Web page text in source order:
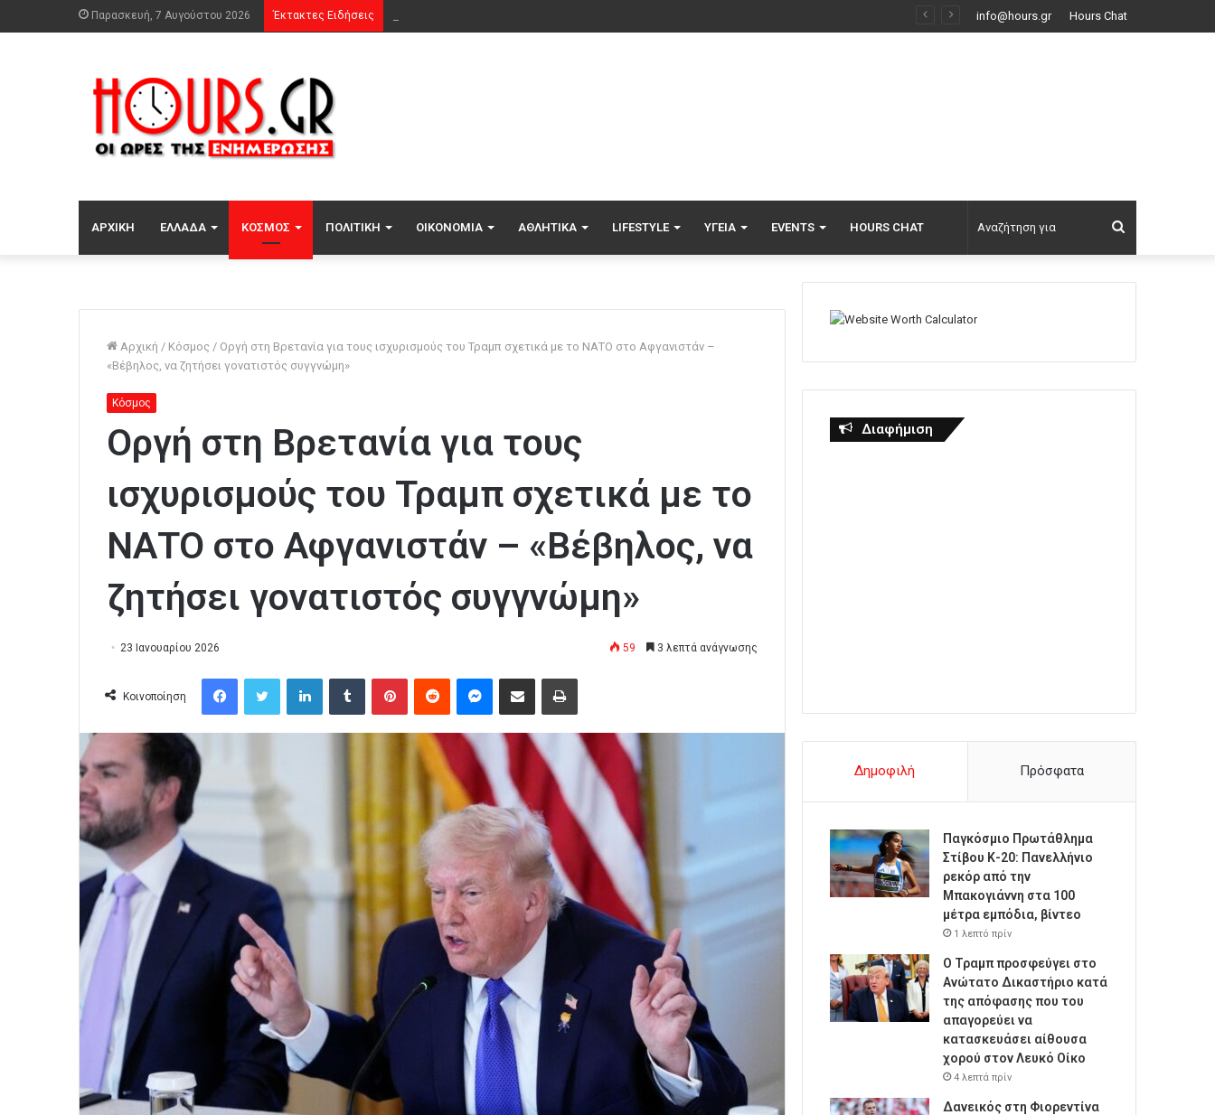
Παρασκευή, 7 Αυγούστου 2026 Έκτακτες Ειδήσεις info@hours.gr Hours Chat
ΑΡΧΙΚΉ ΕΛΛΆΔΑ ΚΌΣΜΟΣ ΠΟΛΙΤΙΚΉ ΟΙΚΟΝΟΜΊΑ ΑΘΛΗΤΙΚΆ LIFESTYLE ΥΓΕΊΑ EVENTS HOURS CHAT
για
Αρχική / Κόσμος / Οργή στη Βρετανία για τους ισχυρισμούς του Τραμπ σχετικά με το ΝΑΤΟ στο Αφγανιστάν –
«Βέβηλος, να ζητήσει γονατιστός συγγνώμη»
Κόσμος
Οργή στη Βρετανία για τους
ισχυρισμούς του Τραμπ σχετικά με το
ΝΑΤΟ στο Αφγανιστάν – «Βέβηλος, να
ζητήσει γονατιστός συγγνώμη»
23 Ιανουαρίου 2026 59 3 λεπτά ανάγνωσης
Κοινοποίηση
Διαφήμιση
Δημοφιλή Πρόσφατα
Παγκόσμιο Πρωτάθλημα
Στίβου Κ-20: Πανελλήνιο
ρεκόρ από την
Μπακογιάννη στα 100
μέτρα εμπόδια, βίντεο
1 λεπτό πρίν
Ο Τραμπ προσφεύγει στο
Ανώτατο Δικαστήριο κατά
της απόφασης που του
απαγορεύει να
κατασκευάσει αίθουσα
χορού στον Λευκό Οίκο
4 λεπτά πρίν
Δανεικός στη Φιορεντίνα